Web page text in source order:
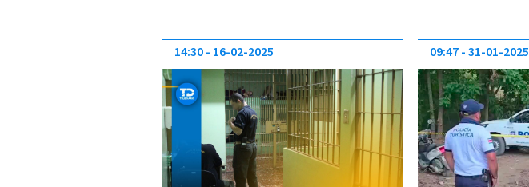
14:30 16-02-2025 09:47 31-01-2025